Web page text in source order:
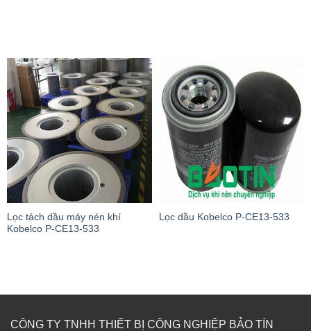
Lọc tách dầu máy nén khí
Kobelco P-CE13-533
Lọc dầu Kobelco P-CE13-533
CÔNG TY TNHH THIẾT BỊ CÔNG NGHIỆP BẢO TÍN